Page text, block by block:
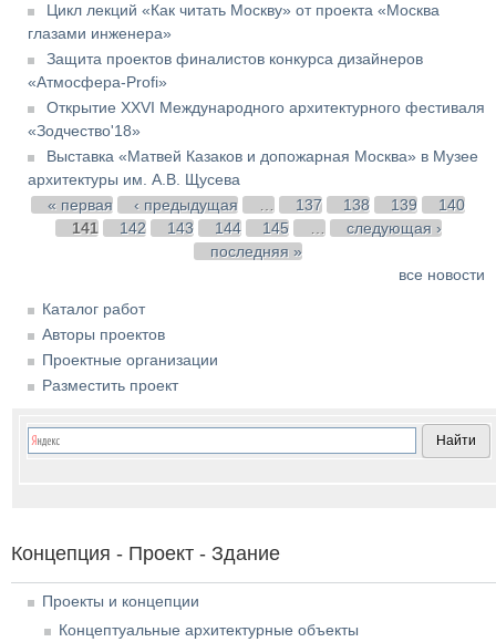
Цикл лекций «Как читать Москву» от проекта «Москва
глазами инженера»
Защита проектов финалистов конкурса дизайнеров
«Атмосфера-Profi»
Открытие XXVI Международного архитектурного фестиваля
«Зодчество'18»
Выставка «Матвей Казаков и допожарная Москва» в Музее
архитектуры им. А.В. Щусева
Страницы
« первая ‹ предыдущая … 137 138 139
140
141
142 143 144 145 …
следующая ›
последняя »
все новости
Каталог работ
Авторы проектов
Проектные организации
Разместить проект
Концепция - Проект - Здание
Проекты и концепции
Концептуальные архитектурные объекты